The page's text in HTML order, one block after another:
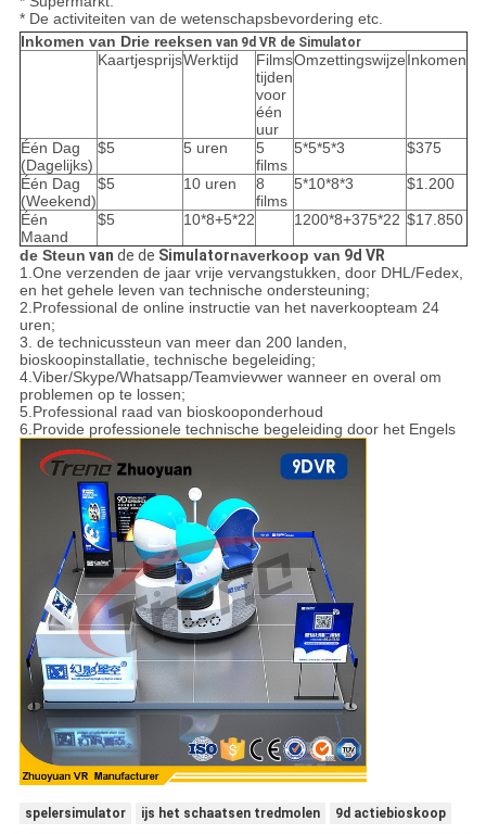
* De activiteiten van de wetenschapsbevordering etc.
Inkomen van Drie reeksen van 9d VR de Simulator
KaartjesprijsWerktijd
Films
tijden
voor
één
uur
OmzettingswijzeInkomen
Één Dag
(Dagelijks)
$5 5 uren
5
films
5*5*5*3 $375
Één Dag
(Weekend)
$5 10 uren
8
films
5*10*8*3 $1.200
Één
Maand
$5 10*8+5*22 1200*8+375*22 $17.850
de Steun van de de Simulatornaverkoop van 9d VR
1.One verzenden de jaar vrije vervangstukken, door DHL/Fedex,
en het gehele leven van technische ondersteuning;
2.Professional de online instructie van het naverkoopteam 24
uren;
3. de technicussteun van meer dan 200 landen,
bioskoopinstallatie, technische begeleiding;
4.Viber/Skype/Whatsapp/Teamvievwer wanneer en overal om
problemen op te lossen;
5.Professional raad van bioskooponderhoud
6.Provide professionele technische begeleiding door het Engels
spelersimulator ijs het schaatsen tredmolen 9d actiebioskoop